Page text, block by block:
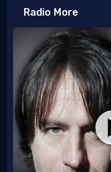
Radio More